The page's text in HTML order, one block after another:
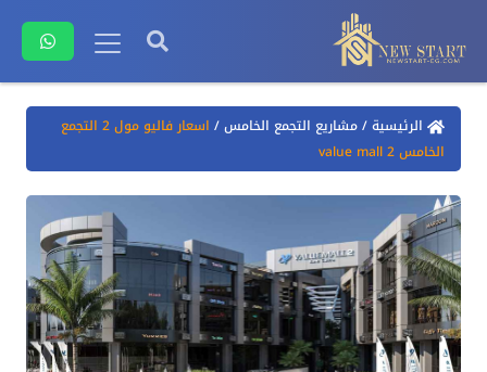
الرئيسية/مشاريع التجمع الخامس/
اسعار فاليو مول 2 التجمع
الخامس value mall 2